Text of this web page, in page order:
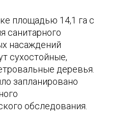
площадью 14,1 га с
санитарного
насаждений
сухостойные,
деревья.
запланировано
обследования.